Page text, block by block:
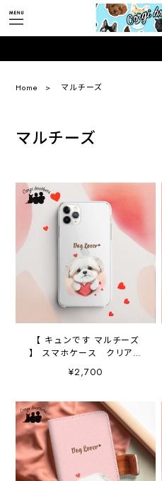
Home マルチーズ
マルチーズ
【 キュンです マルチーズ
】 スマホケース クリアソ
ズ プレゼント アンドロ
¥2,700